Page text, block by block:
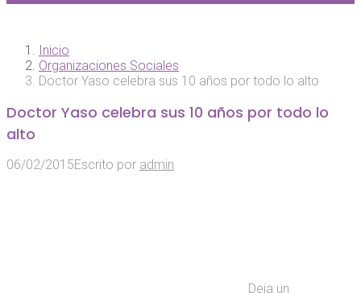
Inicio
Organizaciones Sociales
Doctor Yaso celebra sus 10 años por todo lo alto
Doctor Yaso celebra sus 10 años por todo lo
alto
06/02/2015Escrito por admin
Deja un